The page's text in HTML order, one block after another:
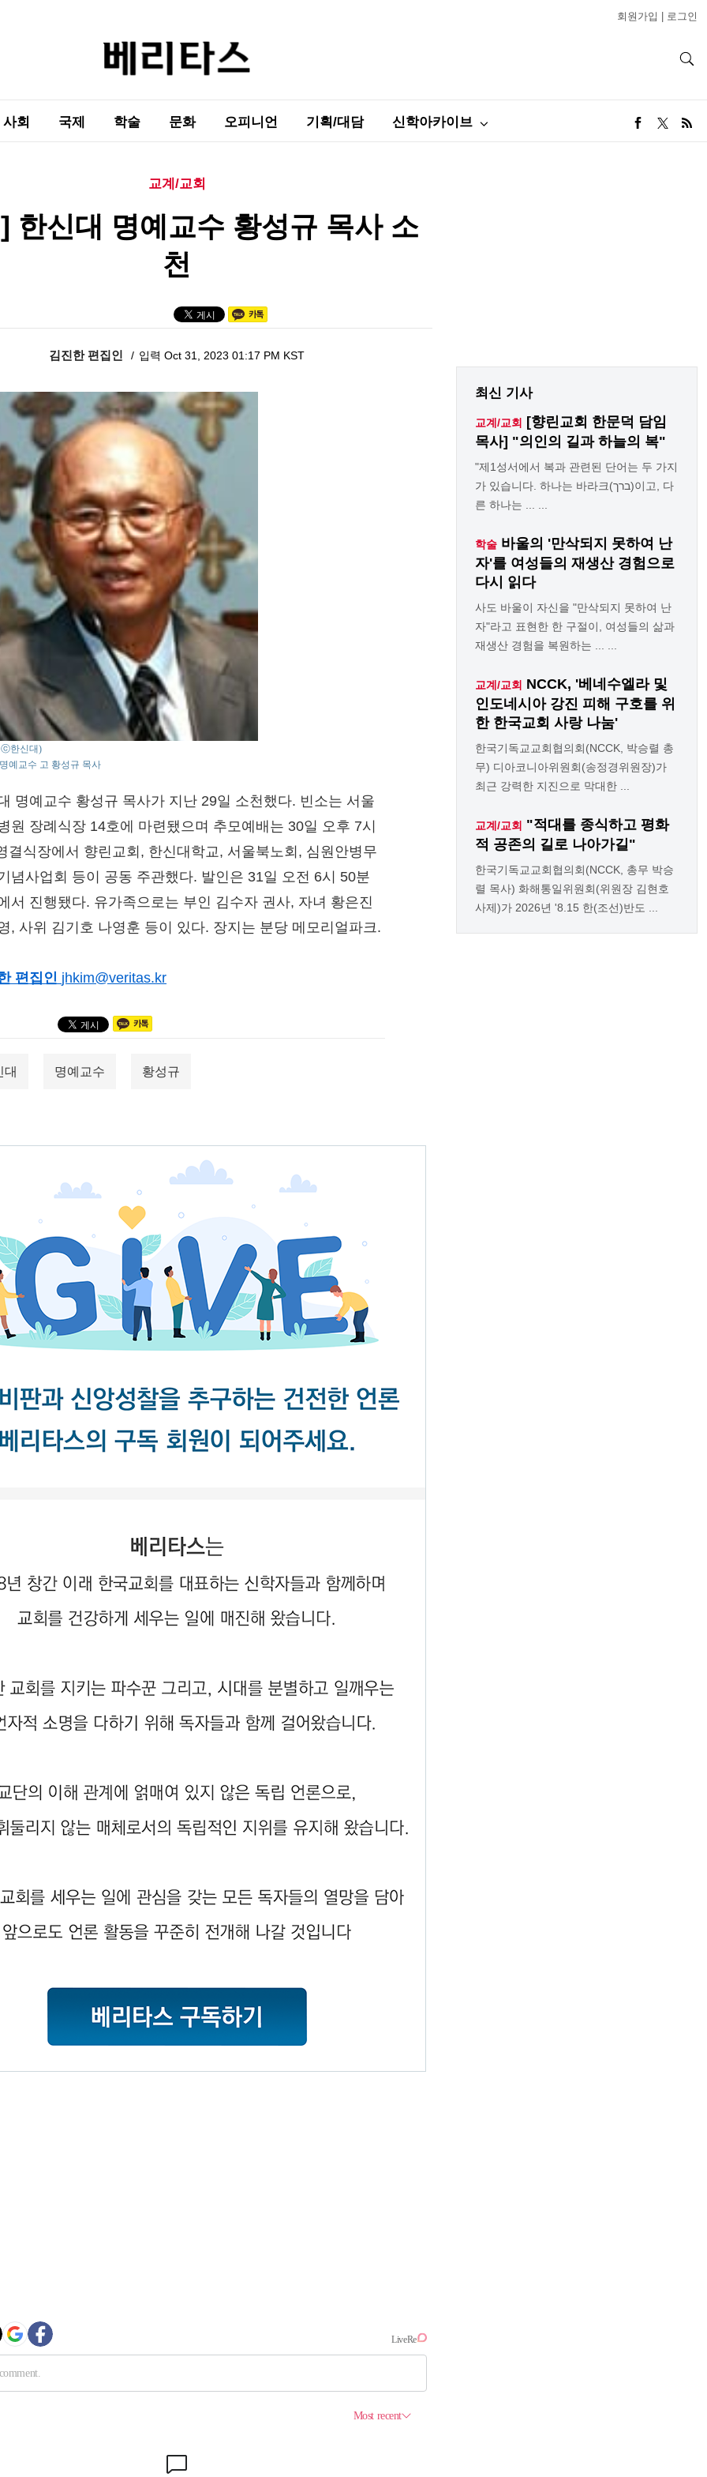
회원가입 로그인
사회 국제 학술 문화 오피니언 기획/대담 신학아카이브
교계/교회
한신대 명예교수 황성규 목사 소
천
김진한 편집인 입력 Oct 31, 2023 01:17 PM KST
ⓒ한신대)
예교수 고 황성규 목사
명예교수 황성규 목사가 지난 29일 소천했다. 빈소는 서울
원 장례식장 14호에 마련됐으며 추모예배는 30일 오후 7시
결식장에서 향린교회, 한신대학교, 서울북노회, 심원안병무
념사업회 등이 공동 주관했다. 발인은 31일 오전 6시 50분
서 진행됐다. 유가족으로는 부인 김수자 권사, 자녀 황은진
, 사위 김기호 나영훈 등이 있다. 장지는 분당 메모리얼파크.
편집인 jhkim@veritas.kr
대 명예교수 황성규
최신 기사
교계/교회
[향린교회 한문덕 담임
목사] "의인의 길과 하늘의 복"
"제1성서에서 복과 관련된 단어는 두 가지
가 있습니다. 하나는 바라크(ברך)이고, 다
른 하나는 ... ...
학술 바울의 '만삭되지 못하여 난
자'를 여성들의 재생산 경험으로
다시 읽다
사도 바울이 자신을 "만삭되지 못하여 난
자"라고 표현한 한 구절이, 여성들의 삶과
재생산 경험을 복원하는 ... ...
교계/교회 NCCK, '베네수엘라 및
인도네시아 강진 피해 구호를 위
한 한국교회 사랑 나눔'
한국기독교교회협의회(NCCK, 박승렬 총
무) 디아코니아위원회(송정경위원장)가
최근 강력한 지진으로 막대한 ...
교계/교회 "적대를 종식하고 평화
적 공존의 길로 나아가길"
한국기독교교회협의회(NCCK, 총무 박승
렬 목사) 화해통일위원회(위원장 김현호
사제)가 2026년 '8.15 한(조선)반도 ...